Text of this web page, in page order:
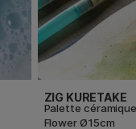
ZIG KURETAKE
Palette
Flower Ø15cm